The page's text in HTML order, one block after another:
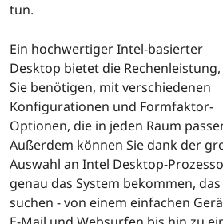
tun.
Ein hochwertiger Intel-basierter
Desktop bietet die
Sie benötigen, mit verschiedenen
Konfigurationen und Formfaktor-
Optionen, die in jeden Raum
Außerdem können Sie dank der
Auswahl an Intel Desktop-
genau das System bekommen, das
suchen - von einem einfachen